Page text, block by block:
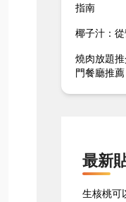
指南
椰子汁：
燒肉放題
門餐廳推薦
最新
生核桃可